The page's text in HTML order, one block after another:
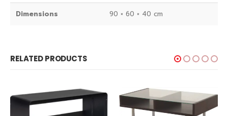
Dimensions 90 × 60 × 40 cm
RELATED PRODUCTS